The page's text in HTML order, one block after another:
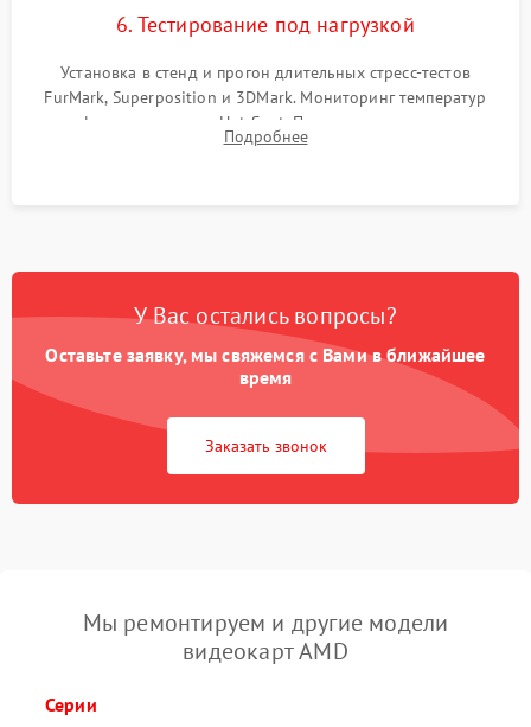
6. Тестирование под нагрузкой
Установка в стенд и прогон длительных стресс-тестов
FurMark, Superposition и 3DMark. Мониторинг температур
графического чипа и Hot Spot. Проверка на отсутствие
артефактов изображения, вылетов драйвера и зависаний.
Подробнее
У Вас остались вопросы?
Оставьте заявку, мы свяжемся с Вами в ближайшее
время
Заказать звонок
Мы ремонтируем и другие модели
видеокарт AMD
Серии